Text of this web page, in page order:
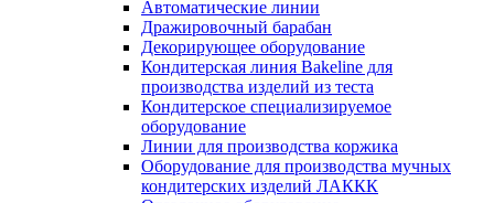
Автоматические линии
Дражировочный барабан
Декорирующее оборудование
Кондитерская линия Bakeline для
производства изделий из теста
Кондитерское специализируемое
оборудование
Линии для производства коржика
Оборудование для производства мучных
кондитерских изделий ЛАККК